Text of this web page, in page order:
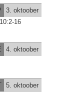
3. oktoober
16
4. oktoober
5. oktoober